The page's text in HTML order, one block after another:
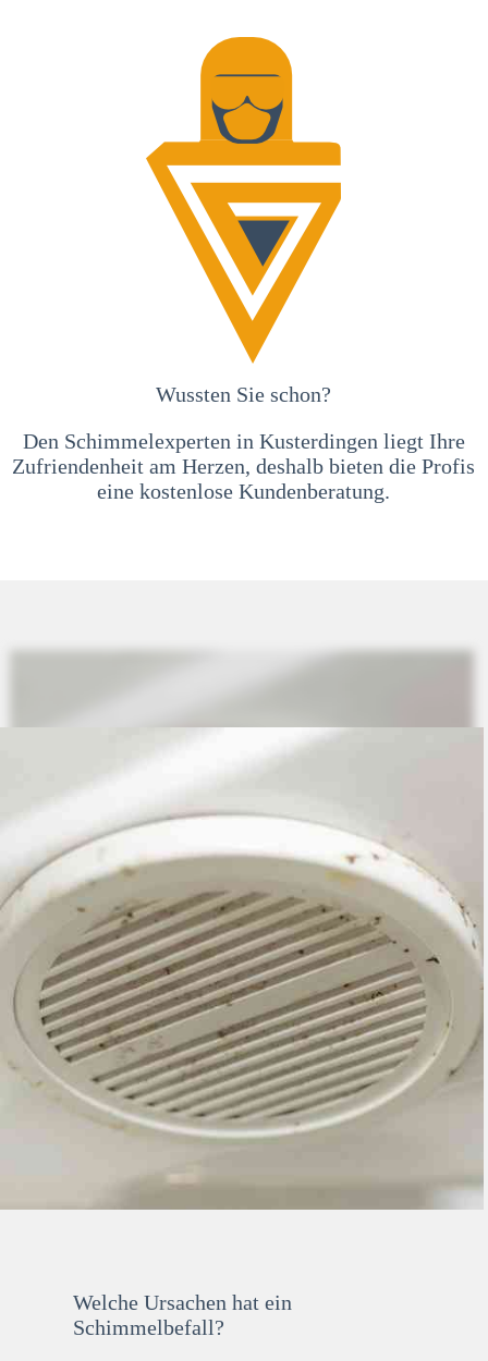
Wussten Sie schon?
Den Schimmelexperten in Kusterdingen liegt Ihre
Zufriendenheit am Herzen, deshalb bieten die Profis
eine kostenlose Kundenberatung.
Welche Ursachen hat ein
Schimmelbefall?